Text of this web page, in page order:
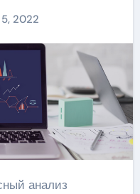
2022